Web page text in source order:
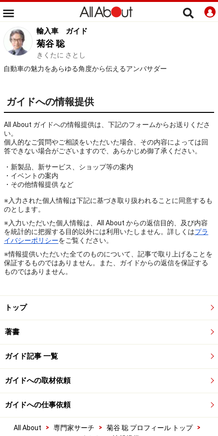
輸入車 ガイド
菊谷 聡
きくたに さとし
自動車の魅力をあらゆる角度から伝えるアンバサダー
ガイドへの情報提供
All About ガイドへの情報提供は、下記のフォームからお送りくださ
い。
個人的なご質問やご相談をいただいた場合、その内容によっては回
答できない場合がございますので、あらかじめ御了承ください。
・新製品、新サービス、ショップ等の案内
・イベントの案内
・その他情報提供 など
※入力された個人情報は下記に基づき取り扱われることに同意するも
のとします。
※入力いただいた個人情報は、All About からの返信目的、及び内容
を統計的に把握する目的以外には利用いたしません。詳しくはプラ
イバシーポリシーをご覧ください。
※情報提供いただいた全てのものについて、記事で取り上げることを
保証するものではありません。また、ガイドからの返信を保証する
ものではありません。
トップ
著書
ガイド記事 一覧
ガイドへの取材依頼
ガイドへの仕事依頼
All About > 専門家サーチ > 菊谷 聡 プロフィール トップ
>